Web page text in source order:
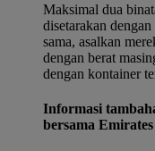
Maksimal dua
disetarakan
sama, asalkan
dengan berat
dengan kontainer
Informasi
bersama Emirates